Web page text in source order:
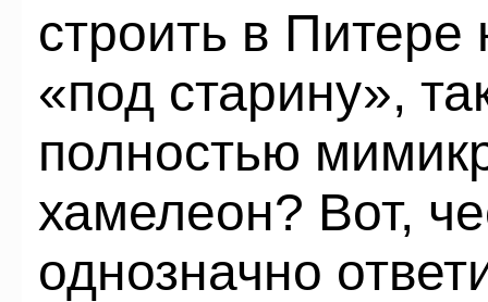
строить в
«под старину»,
полностью
хамелеон? Вот,
однозначно